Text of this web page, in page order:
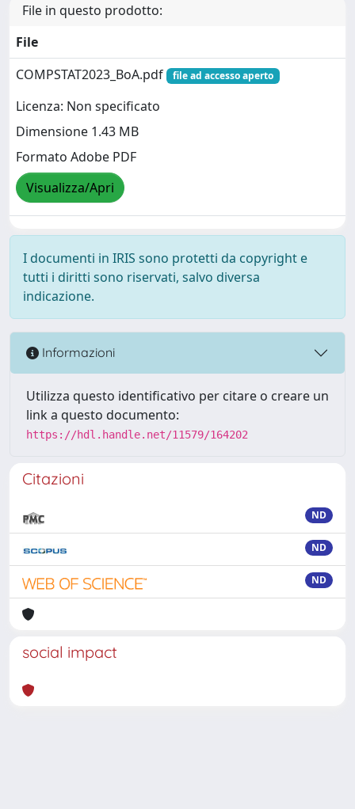
File in questo prodotto:
File
COMPSTAT2023_BoA.pdf
file ad accesso aperto
Licenza: Non specificato
Dimensione 1.43 MB
Formato Adobe PDF
Visualizza/Apri
I documenti in IRIS sono protetti da copyright e
tutti i diritti sono riservati, salvo diversa
indicazione.
Informazioni
Utilizza questo identificativo per citare o creare un
link a questo documento:
https://hdl.handle.net/11579/164202
Citazioni
ND
ND
ND
social impact